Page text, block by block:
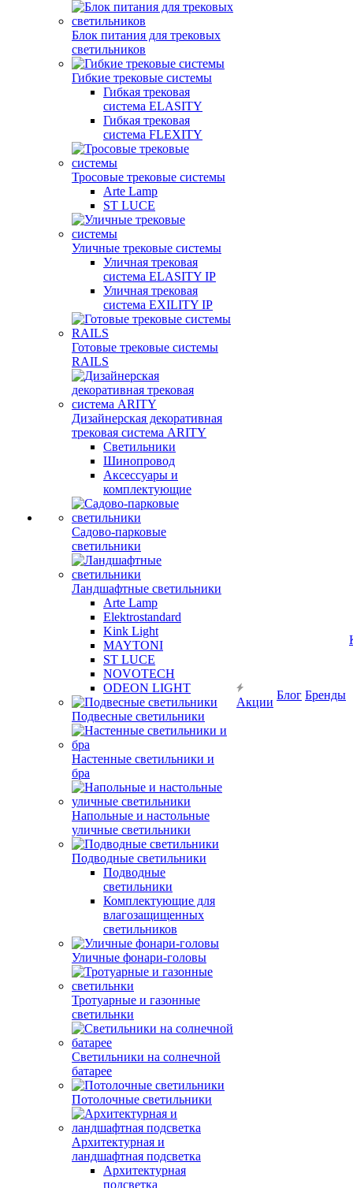
Блок питания для трековых
светильников
Гибкие трековые системы
Гибкая трековая
система ELASITY
Гибкая трековая
система FLEXITY
Тросовые трековые системы
Arte Lamp
ST LUCE
Уличные трековые системы
Уличная трековая
система ELASITY IP
Уличная трековая
система EXILITY IP
Готовые трековые системы
RAILS
Дизайнерская декоративная
трековая система ARITY
Светильники
Шинопровод
Аксессуары и
комплектующие
Садово-парковые
светильники
Ландшафтные светильники
Arte Lamp
Elektrostandard
Kink Light
MAYTONI
ST LUCE
NOVOTECH
ODEON LIGHT
Подвесные светильники
Настенные светильники и
бра
Напольные и настольные
уличные светильники
Подводные светильники
Подводные
светильники
Комплектующие для
влагозащищенных
светильников
Уличные фонари-головы
Тротуарные и газонные
светильнки
Светильники на солнечной
батарее
Потолочные светильники
Архитектурная и
ландшафтная подсветка
Архитектурная
подсветка
Акции
Блог Бренды